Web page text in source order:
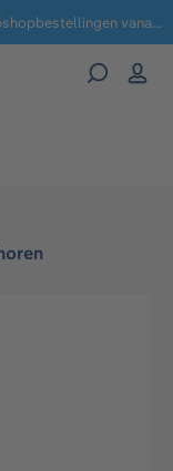
Geen administratie- en verzendkosten voor webshopbestellingen vanaf € 100,-.